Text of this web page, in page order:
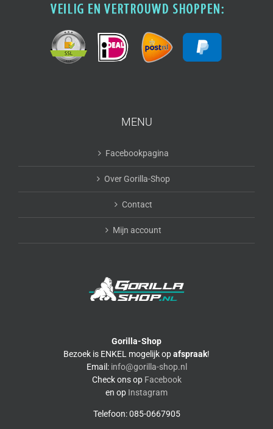
MENU
Facebookpagina
Over Gorilla-Shop
Contact
Mijn account
Gorilla-Shop
Bezoek is ENKEL mogelijk opafspraak!
Email: info@gorilla-shop.nl
Check ons op Facebook
en op Instagram
Telefoon: 085-0667905